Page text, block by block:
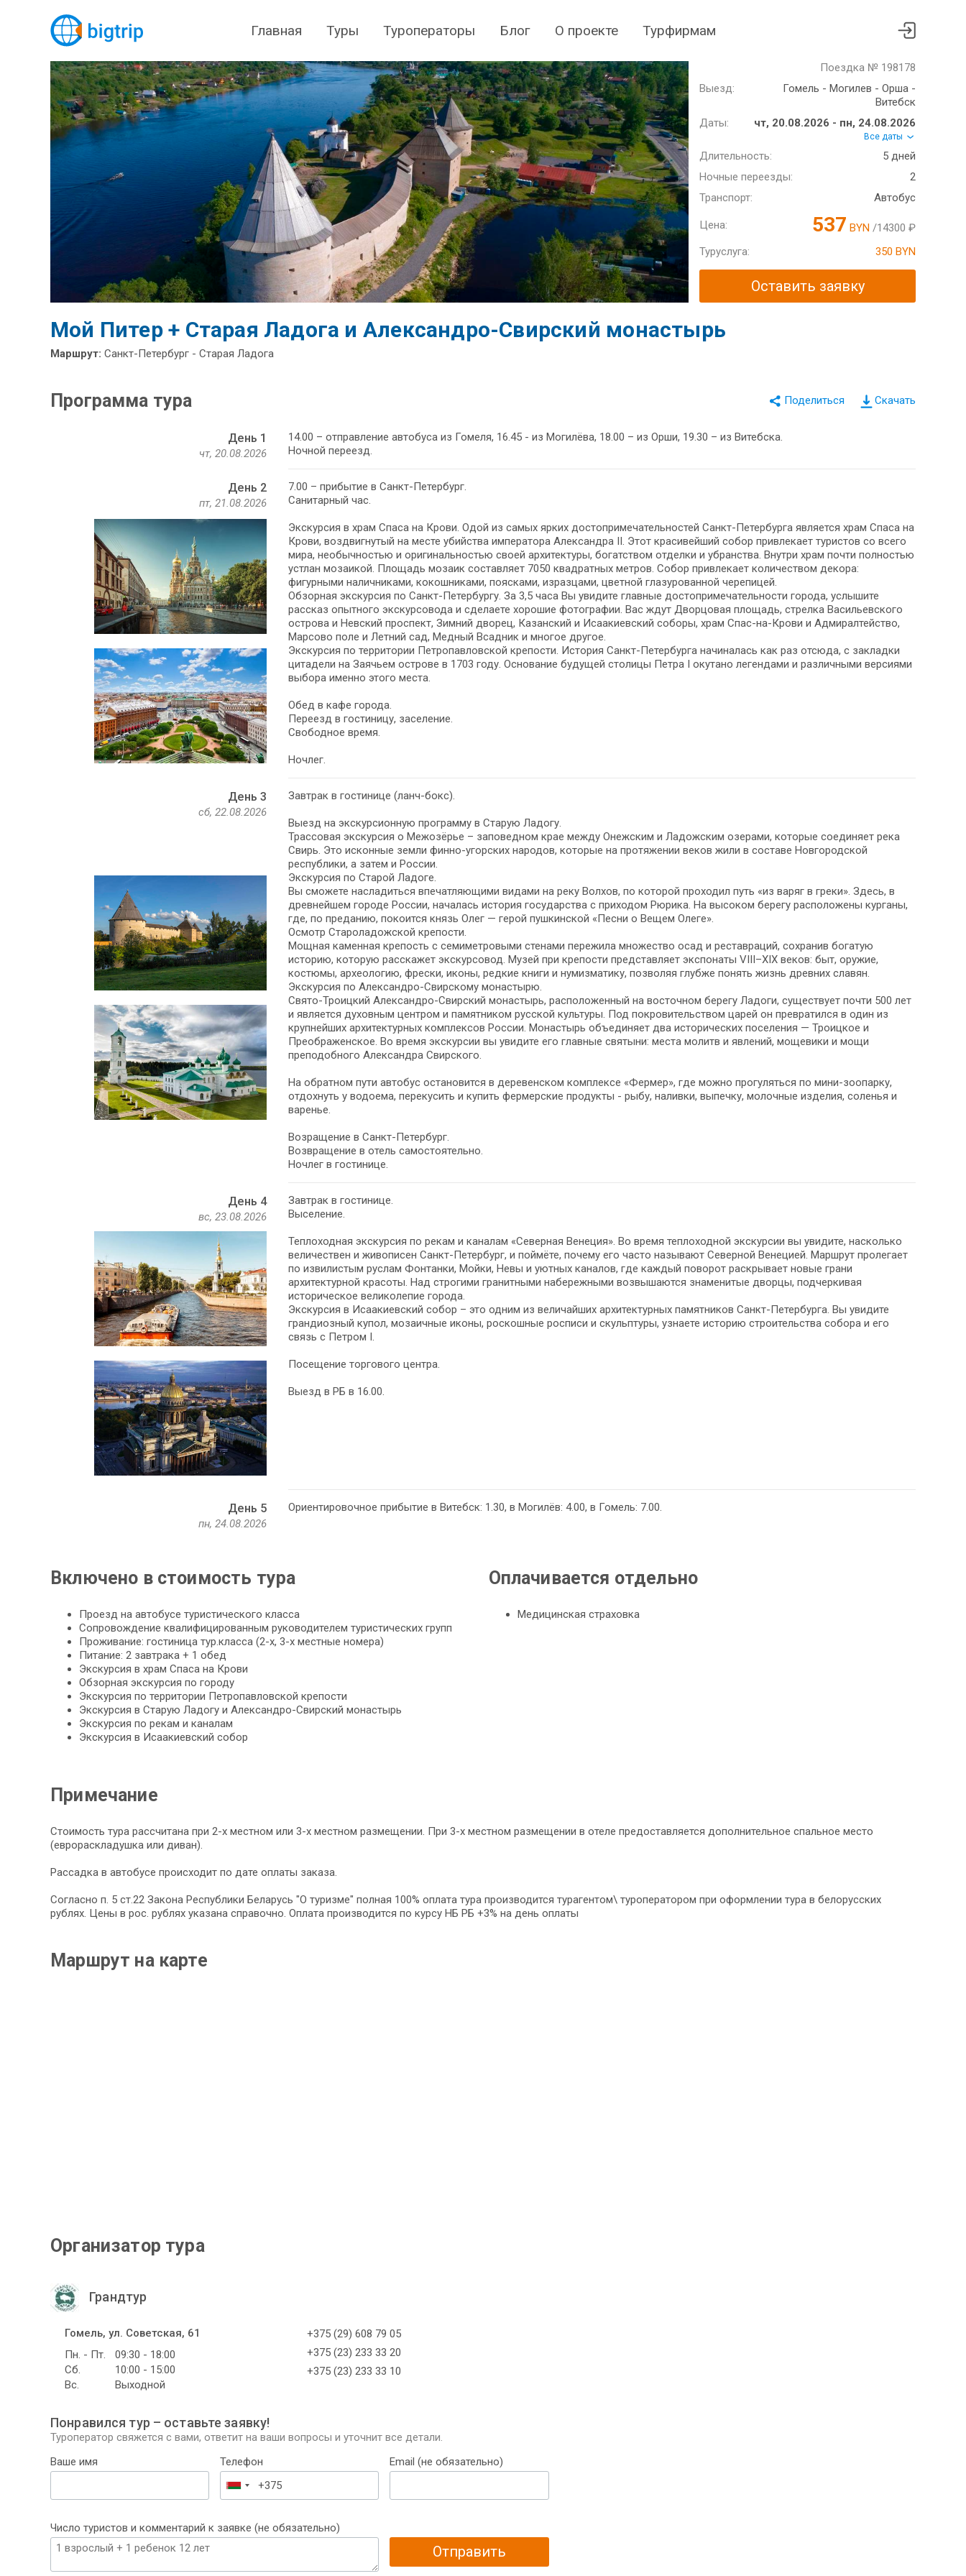
Главная Туры Туроператоры Блог О проекте Турфирмам
Поездка № 198178
Выезд:
Гомель - Могилев - Орша -
Витебск
Даты:
чт, 20.08.2026 - пн, 24.08.2026
Все даты
Длительность:
5 дней
Ночные переезды:
2
Транспорт:
Автобус
Цена: 537 BYN /14300 ₽
Туруслуга:
350 BYN
Оставить заявку
Мой Питер + Старая Ладога и Александро-Свирский монастырь
Маршрут: Санкт-Петербург - Старая Ладога
Скачать
Программа тура
День 1
чт, 20.08.2026
14.00 – отправление автобуса из Гомеля, 16.45 - из Могилёва, 18.00 – из Орши, 19.30 – из Витебска.
Ночной переезд.
День 2
пт, 21.08.2026
7.00 – прибытие в Санкт-Петербург.
Санитарный час.
Экскурсия в храм Спаса на Крови. Одой из самых ярких достопримечательностей Санкт-Петербурга является храм Спаса на
Крови, воздвигнутый на месте убийства императора Александра II. Этот красивейший собор привлекает туристов со всего
мира, необычностью и оригинальностью своей архитектуры, богатством отделки и убранства. Внутри храм почти полностью
устлан мозаикой. Площадь мозаик составляет 7050 квадратных метров. Собор привлекает количеством декора:
фигурными наличниками, кокошниками, поясками, изразцами, цветной глазурованной черепицей.
Обзорная экскурсия по Санкт-Петербургу. За 3,5 часа Вы увидите главные достопримечательности города, услышите
рассказ опытного экскурсовода и сделаете хорошие фотографии. Вас ждут Дворцовая площадь, стрелка Васильевского
острова и Невский проспект, Зимний дворец, Казанский и Исаакиевский соборы, храм Спас-на-Крови и Адмиралтейство,
Марсово поле и Летний сад, Медный Всадник и многое другое.
Экскурсия по территории Петропавловской крепости. История Санкт-Петербурга начиналась как раз отсюда, с закладки
цитадели на Заячьем острове в 1703 году. Основание будущей столицы Петра I окутано легендами и различными версиями
выбора именно этого места.
Обед в кафе города.
Переезд в гостиницу, заселение.
Свободное время.
Ночлег.
День 3
сб, 22.08.2026
Завтрак в гостинице (ланч-бокс).
Выезд на экскурсионную программу в Старую Ладогу.
Трассовая экскурсия о Межозёрье – заповедном крае между Онежским и Ладожским озерами, которые соединяет река
Свирь. Это исконные земли финно-угорских народов, которые на протяжении веков жили в составе Новгородской
республики, а затем и России.
Экскурсия по Старой Ладоге.
Вы сможете насладиться впечатляющими видами на реку Волхов, по которой проходил путь «из варяг в греки». Здесь, в
древнейшем городе России, началась история государства с приходом Рюрика. На высоком берегу расположены курганы,
где, по преданию, покоится князь Олег — герой пушкинской «Песни о Вещем Олеге».
Осмотр Староладожской крепости.
Мощная каменная крепость с семиметровыми стенами пережила множество осад и реставраций, сохранив богатую
историю, которую расскажет экскурсовод. Музей при крепости представляет экспонаты VIII–XIX веков: быт, оружие,
костюмы, археологию, фрески, иконы, редкие книги и нумизматику, позволяя глубже понять жизнь древних славян.
Экскурсия по Александро-Свирскому монастырю.
Свято-Троицкий Александро-Свирский монастырь, расположенный на восточном берегу Ладоги, существует почти 500 лет
и является духовным центром и памятником русской культуры. Под покровительством царей он превратился в один из
крупнейших архитектурных комплексов России. Монастырь объединяет два исторических поселения — Троицкое и
Преображенское. Во время экскурсии вы увидите его главные святыни: места молитв и явлений, мощевики и мощи
преподобного Александра Свирского.
На обратном пути автобус остановится в деревенском комплексе «Фермер», где можно прогуляться по мини-зоопарку,
отдохнуть у водоема, перекусить и купить фермерские продукты - рыбу, наливки, выпечку, молочные изделия, соленья и
варенье.
Возращение в Санкт-Петербург.
Возвращение в отель самостоятельно.
Ночлег в гостинице.
День 4
вс, 23.08.2026
Завтрак в гостинице.
Выселение.
Теплоходная экскурсия по рекам и каналам «Северная Венеция». Во время теплоходной экскурсии вы увидите, насколько
величествен и живописен Санкт-Петербург, и поймёте, почему его часто называют Северной Венецией. Маршрут пролегает
по извилистым руслам Фонтанки, Мойки, Невы и уютных каналов, где каждый поворот раскрывает новые грани
архитектурной красоты. Над строгими гранитными набережными возвышаются знаменитые дворцы, подчеркивая
историческое великолепие города.
Экскурсия в Исаакиевский собор – это одним из величайших архитектурных памятников Санкт-Петербурга. Вы увидите
грандиозный купол, мозаичные иконы, роскошные росписи и скульптуры, узнаете историю строительства собора и его
связь с Петром I.
Посещение торгового центра.
Выезд в РБ в 16.00.
День 5
пн, 24.08.2026
Ориентировочное прибытие в Витебск: 1.30, в Могилёв: 4.00, в Гомель: 7.00.
Включено в стоимость тура
Проезд на автобусе туристического класса
Сопровождение квалифицированным руководителем туристических групп
Проживание: гостиница тур.класса (2-х, 3-х местные номера)
Питание: 2 завтрака + 1 обед
Экскурсия в храм Спаса на Крови
Обзорная экскурсия по городу
Экскурсия по территории Петропавловской крепости
Экскурсия в Старую Ладогу и Александро-Свирский монастырь
Экскурсия по рекам и каналам
Экскурсия в Исаакиевский собор
Оплачивается отдельно
Медицинская страховка
Примечание
Стоимость тура рассчитана при 2-х местном или 3-х местном размещении. При 3-х местном размещении в отеле предоставляется дополнительное спальное место
(еврораскладушка или диван).
Рассадка в автобусе происходит по дате оплаты заказа.
Согласно п. 5 ст.22 Закона Республики Беларусь "О туризме" полная 100% оплата тура производится турагентом\ туроператором при оформлении тура в белорусских
рублях. Цены в рос. рублях указана справочно. Оплата производится по курсу НБ РБ +3% на день оплаты
Маршрут на карте
Организатор тура
Грандтур
Гомель, ул. Советская, 61
Пн. - Пт.
09:30 - 18:00
Сб.
10:00 - 15:00
Вс.
Выходной
+375 (29) 608 79 05
+375 (23) 233 33 20
+375 (23) 233 33 10
Понравился тур – оставьте заявку!
Туроператор свяжется с вами, ответит на ваши вопросы и уточнит все детали.
Ваше имя
Телефон
Беларусь
+375
Email (не обязательно)
Число туристов и комментарий к заявке (не обязательно)
Отправить